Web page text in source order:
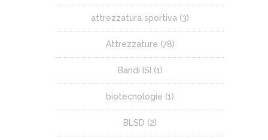
attrezzatura sportiva (3)
Attrezzature (78)
Bandi ISI (1)
biotecnologie (1)
BLSD (2)